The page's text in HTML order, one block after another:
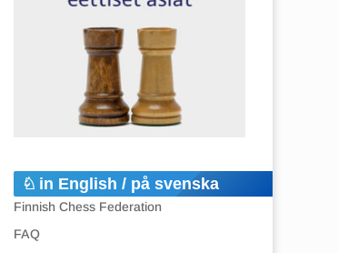
in English / på svenska
Finnish Chess Federation
FAQ